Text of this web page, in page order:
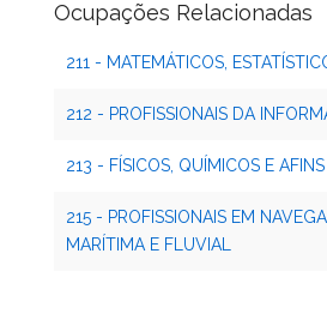
Ocupações Relacionadas
211 - MATEMÁTICOS,
212 - PROFISSIONAIS DA
213 - FÍSICOS, QUÍMICOS E AFINS
215 - PROFISSIONAIS EM
MARÍTIMA E FLUVIAL